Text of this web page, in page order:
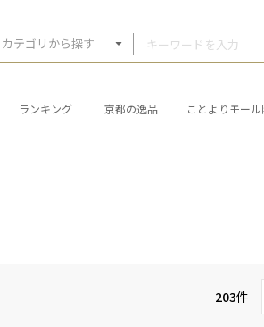
カテゴリから探す
ランキング 京都の逸品 ことよりモール
203件